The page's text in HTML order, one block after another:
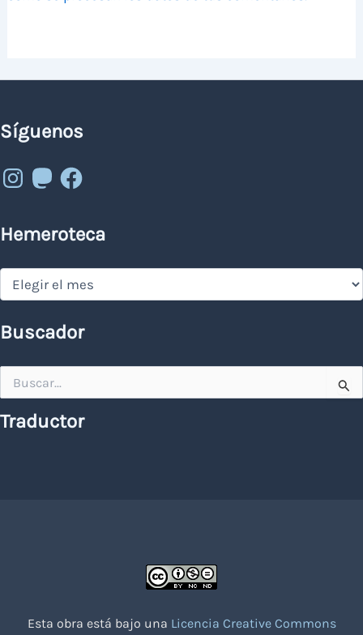
Síguenos
Instagram
MastodonFacebook
Hemeroteca
Hemeroteca
Buscador
por:
Traductor
Esta obra está bajo una Licencia Creative Commons